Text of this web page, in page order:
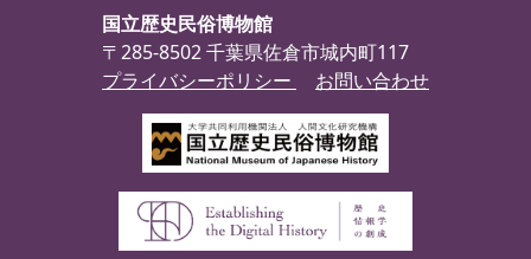
国立歴史民俗博物館
〒285-8502 千葉県佐倉市城内町117
プライバシーポリシー
お問い合わせ